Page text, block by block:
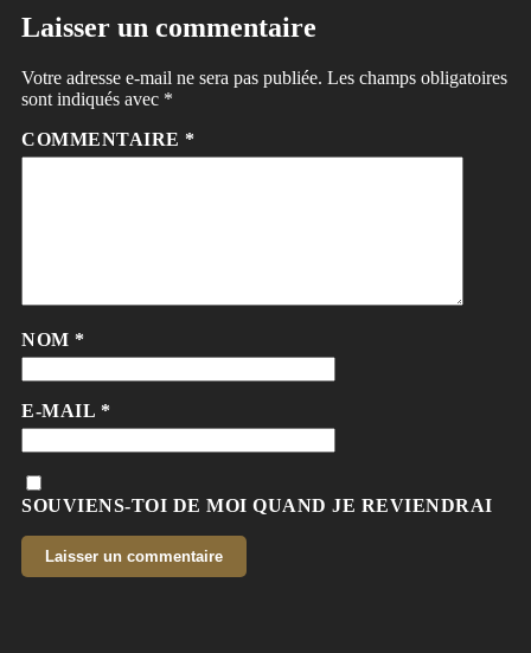
Laisser un commentaire
Votre adresse e-mail ne sera pas publiée. Les champs obligatoires
sont indiqués avec *
COMMENTAIRE *
NOM *
E-MAIL *
SOUVIENS-TOI DE MOI QUAND JE REVIENDRAI